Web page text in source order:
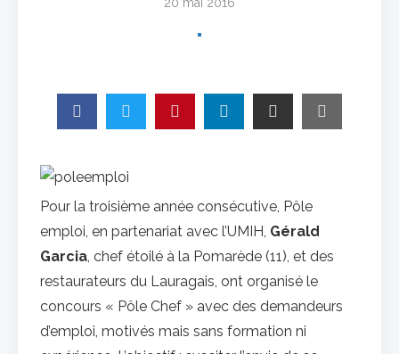
Pour la troisième année consécutive, Pôle
emploi, en partenariat avec l’UMIH, Gérald
Garcia, chef étoilé à la Pomarède (11), et des
restaurateurs du Lauragais, ont organisé le
concours « Pôle Chef » avec des demandeurs
d’emploi, motivés mais sans formation ni